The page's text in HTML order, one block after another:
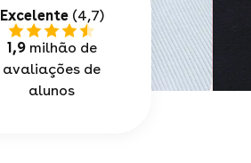
Excelente(4,7)
1,9milhão de
avaliações de
alunos